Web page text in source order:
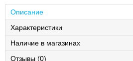
Описание
Характеристики
Наличие в магазинах
Отзывы (0)